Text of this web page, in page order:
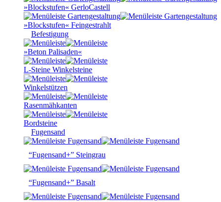
»Blockstufen« GerloCastell
»Blockstufen« Feingestrahlt
Befestigung
»Beton Palisaden«
L-Steine Winkelsteine
Winkelstützen
Rasenmähkanten
Bordsteine
Fugensand
“Fugensand+” Steingrau
“Fugensand+” Basalt